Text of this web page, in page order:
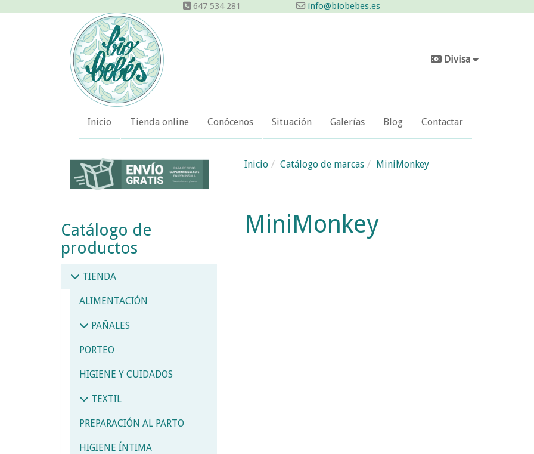
647 534 281 info@biobebes.es
Divisa
Inicio Tienda online Conócenos Situación Galerías Blog Contactar
Inicio Catálogo de marcas MiniMonkey
MiniMonkey
Catálogo de
productos
TIENDA
ALIMENTACIÓN
PAÑALES
PORTEO
HIGIENE Y CUIDADOS
TEXTIL
PREPARACIÓN AL PARTO
HIGIENE ÍNTIMA